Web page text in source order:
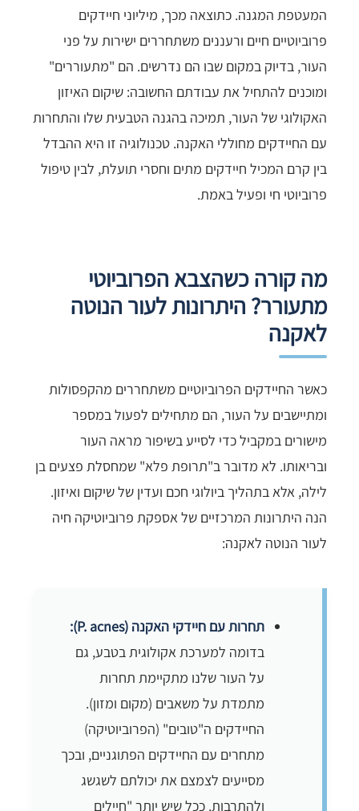
המעטפת המגנה. כתוצאה מכך, מיליוני חיידקים
פרוביוטיים חיים ורעננים משתחררים ישירות על פני
העור, בדיוק במקום שבו הם נדרשים. הם "מתעוררים"
ומוכנים להתחיל את עבודתם החשובה: שיקום האיזון
האקולוגי של העור, תמיכה בהגנה הטבעית שלו והתחרות
עם החיידקים מחוללי האקנה. טכנולוגיה זו היא ההבדל
בין קרם המכיל חיידקים מתים וחסרי תועלת, לבין טיפול
פרוביוטי חי ופעיל באמת.
מה קורה כשהצבא הפרוביוטי
מתעורר? היתרונות לעור הנוטה
לאקנה
כאשר החיידקים הפרוביוטיים משתחררים מהקפסולות
ומתיישבים על העור, הם מתחילים לפעול במספר
מישורים במקביל כדי לסייע בשיפור מראה העור
ובריאותו. לא מדובר ב"תרופת פלא" שמחסלת פצעים בן
לילה, אלא בתהליך ביולוגי חכם ועדין של שיקום ואיזון.
הנה היתרונות המרכזיים של אספקת פרוביוטיקה חיה
לעור הנוטה לאקנה:
תחרות עם חיידקי האקנה (P. acnes):
בדומה למערכת אקולוגית בטבע, גם
על העור שלנו מתקיימת תחרות
מתמדת על משאבים (מקום ומזון).
החיידקים ה"טובים" (הפרוביוטיקה)
מתחרים עם החיידקים הפתוגניים, ובכך
מסייעים לצמצם את יכולתם לשגשג
ולהתרבות. ככל שיש יותר "חיילים